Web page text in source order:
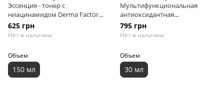
Эссенция - тонер с
ниацинамидом Derma Factory
Niacin-Amide 11% Water
Essence, 150 мл
625 грн
Нет в наличии
Объем
150 мл
Мультифункциональная
антиоксидантная
осветляющая сыворотка
Derma Factory Glutathione 6%
795 грн
Нет в наличии
Объем
30 мл